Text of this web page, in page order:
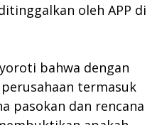
oleh APP di
bahwa dengan
termasuk
pasokan dan rencana